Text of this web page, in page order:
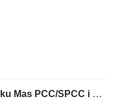
Strong-Tech Agregat Do Natrysku Mas PCC/SPCC i Hydroizolacji DP-T10